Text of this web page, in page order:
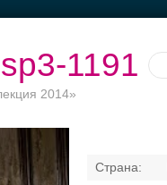
1191
2014»
за
50 гостей